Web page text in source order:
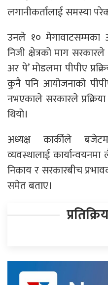
लगानीकर्तालाई समस्या
उनले १० मेगावाटसम्मका
निजी क्षेत्रको माग
अर पे’ मोडलमा पीपीए
कुनै पनि आयोजनाको
नभएकाले सरकारले
थियो।
अध्यक्ष कार्कीले
व्यवस्थालाई कार्यान्वयनमा
निकाय र सरकारबीच
समेत बताए।